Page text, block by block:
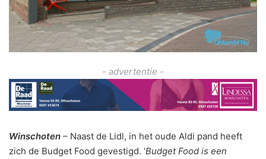
- advertentie -
Winschoten – Naast de Lidl, in het oude Aldi pand heeft
zich de Budget Food gevestigd. ‘Budget Food is een